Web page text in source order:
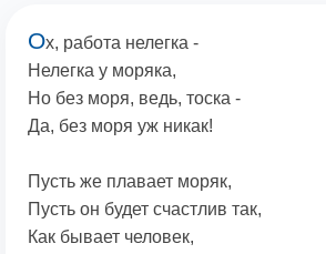
Ох, работа нелегка -
Нелегка у моряка,
Но без моря, ведь, тоска -
Да, без моря уж никак!
Пусть же плавает моряк,
Пусть он будет счастлив так,
Как бывает человек,